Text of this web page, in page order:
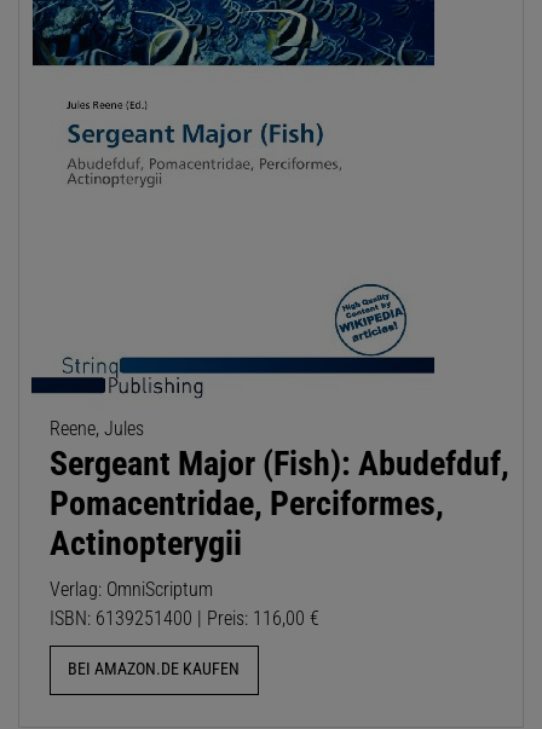
Reene, Jules
Sergeant Major (Fish): Abudefduf,
Pomacentridae, Perciformes,
Actinopterygii
Verlag: OmniScriptum
ISBN: 6139251400 | Preis: 116,00 €
BEI AMAZON.DE KAUFEN